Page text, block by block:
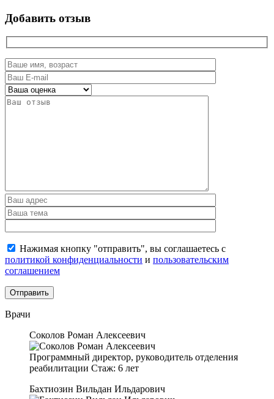
Добавить отзыв
Нажимая кнопку "отправить", вы соглашаетесь с
политикой конфиденциальности и пользовательским
соглашением
Врачи
Соколов Роман Алексеевич
Программный директор, руководитель отделения
реабилитации Стаж: 6 лет
Бахтиозин Вильдан Ильдарович